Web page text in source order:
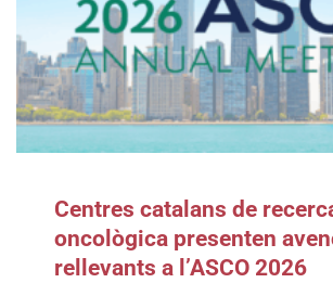
Centres catalans de
oncològica presenten
rellevants a l’ASCO 2026